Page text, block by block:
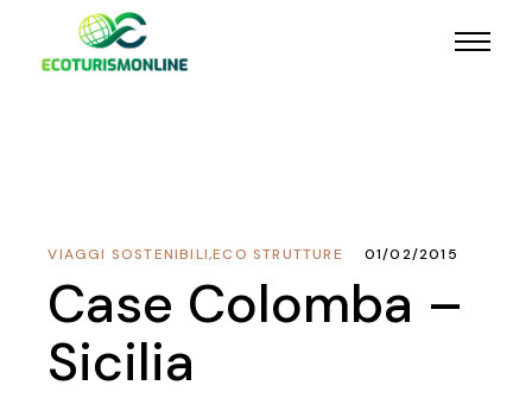
ECO STRUTTURE
,
VIAGGI SOSTENIBILI 01/02/2015
Case Colomba –
Sicilia